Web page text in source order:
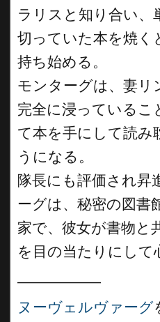
ラリスと知り合い、
切っていた本を焼く
持ち始める。
モンターグは、妻リ
完全に浸っているこ
て本を手にして読み
うになる。
隊長にも評価され昇
ーグは、秘密の図書
家で、彼女が書物と
を目の当たりにして
ヌーヴェルヴァーグ